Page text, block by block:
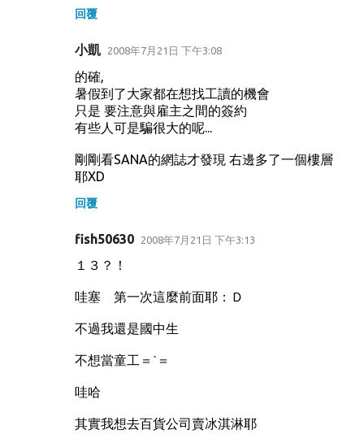
回覆
小凱 2008年7月21日 下午3:08
的確,
暑假到了大家都在想找工讀的機會
只是 要注意與雇主之間的簽約
有些人可是騙很大的呢...
剛剛看SANA的網誌才發現 右邊多了一個樓層
耶XD
回覆
fish50630 2008年7月21日 下午3:13
１３？！
哇塞 第一次這麼前面耶：Ｄ
不過我還是國中生
不想當童工＝ˋ＝
哇哈
其實我想去百貨公司賣冰淇淋耶